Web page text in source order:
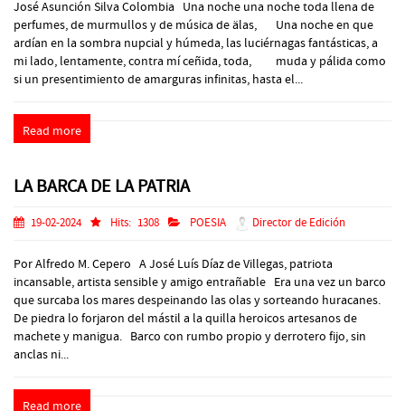
José Asunción Silva Colombia Una noche una noche toda llena de
perfumes, de murmullos y de música de älas, Una noche en que
ardían en la sombra nupcial y húmeda, las luciérnagas fantásticas, a
mi lado, lentamente, contra mí ceñida, toda, muda y pálida como
si un presentimiento de amarguras infinitas, hasta el...
Read more
LA BARCA DE LA PATRIA
19-02-2024 Hits: 1308 POESIA Director de Edición
Por Alfredo M. Cepero A José Luís Díaz de Villegas, patriota
incansable, artista sensible y amigo entrañable Era una vez un barco
que surcaba los mares despeinando las olas y sorteando huracanes.
De piedra lo forjaron del mástil a la quilla heroicos artesanos de
machete y manigua. Barco con rumbo propio y derrotero fijo, sin
anclas ni...
Read more